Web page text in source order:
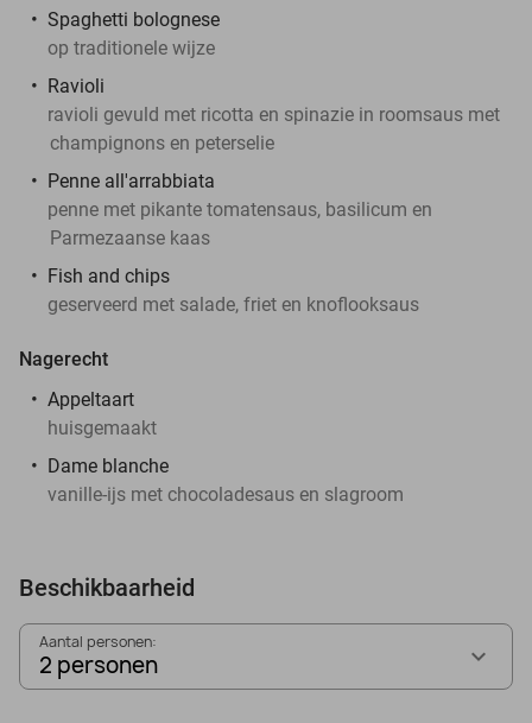
Spaghetti bolognese
op traditionele wijze
Ravioli
ravioli gevuld met ricotta en spinazie in roomsaus met
champignons en peterselie
Penne all'arrabbiata
penne met pikante tomatensaus, basilicum en
Parmezaanse kaas
Fish and chips
geserveerd met salade, friet en knoflooksaus
Nagerecht
Appeltaart
huisgemaakt
Dame blanche
vanille-ijs met chocoladesaus en slagroom
Beschikbaarheid
Aantal personen:
2 personen